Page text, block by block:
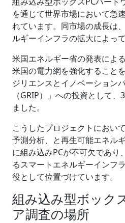
を通じて世界市場において急
れています。同市場の成長は
ルギーインフラの拡大によっ
米国エネルギー省の発表によ
米国の電力網を強化すること
ジリエンスとイノベーション
（GRIP）」への投資として
ました。
こうしたプロジェクトにおい
予測分析、と再生可能エネル
に組み込みPCが不可欠であり
るスマートエネルギーインフ
役として位置づけています。
組み込み型ボック
ア調査の場所